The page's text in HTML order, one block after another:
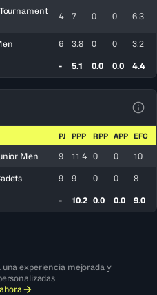
4 7 0 0 6.3
6 3.8 0 0 3.2
- 5.1 0.0 0.0 4.4
PJ PPP RPP APP EFC
Men 9 11.4 0 0 10
9 9 0 0 8
- 10.2 0.0 0.0 9.0
una experiencia mejorada y